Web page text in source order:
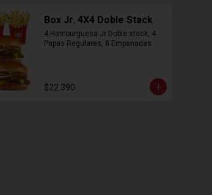
Box Jr. 4X4 Doble Stack
4 Hamburguesa Jr Doble stack, 4
Papas Regulares, 8 Empanadas
$22.390